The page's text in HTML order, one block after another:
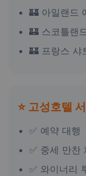
🏰 아일랜드
🏰 스코틀랜
🏰 프랑스 샤
⭐ 고성호텔
✅ 예약 대행
✅ 중세 만찬
✅ 와이너리